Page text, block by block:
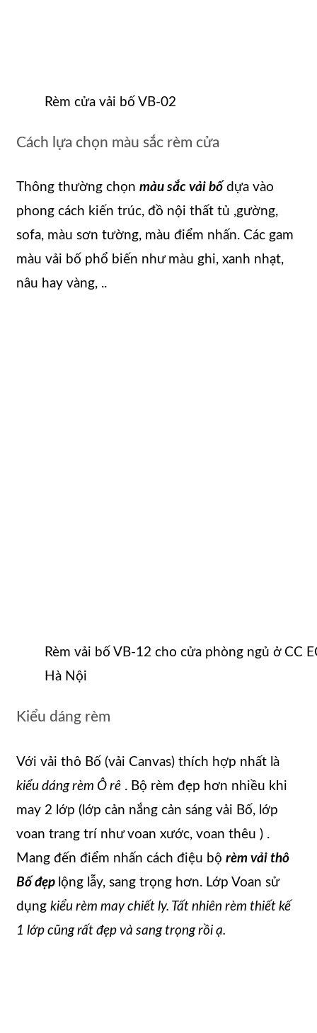
Rèm cửa vải bố VB-02
Cách lựa chọn màu sắc rèm cửa
Thông thường chọn màu sắc vải bố dựa vào
phong cách kiến trúc, đồ nội thất tủ ,gường,
sofa, màu sơn tường, màu điểm nhấn. Các gam
màu vải bố phổ biến như màu ghi, xanh nhạt,
nâu hay vàng, ..
Rèm vải bố VB-12 cho cửa phòng ngủ ở CC
Hà Nội
Kiểu dáng rèm
Với vải thô Bố (vải Canvas) thích hợp nhất là
kiểu dáng rèm Ô rê . Bộ rèm đẹp hơn nhiều khi
may 2 lớp (lớp cản nắng cản sáng vải Bố, lớp
voan trang trí như voan xước, voan thêu ) .
Mang đến điểm nhấn cách điệu bộ rèm vải thô
Bố đẹp lộng lẫy, sang trọng hơn. Lớp Voan sử
dụng kiểu rèm may chiết ly. Tất nhiên rèm thiết kế
1 lớp cũng rất đẹp và sang trọng rồi ạ.